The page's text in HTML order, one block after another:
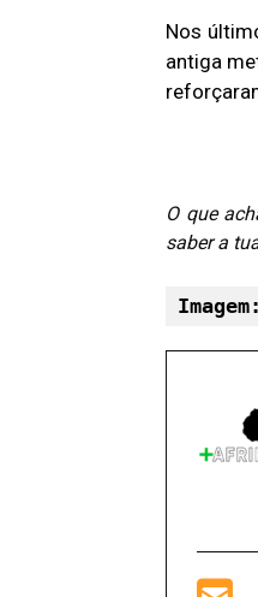
Nos
antiga
O que
saber a